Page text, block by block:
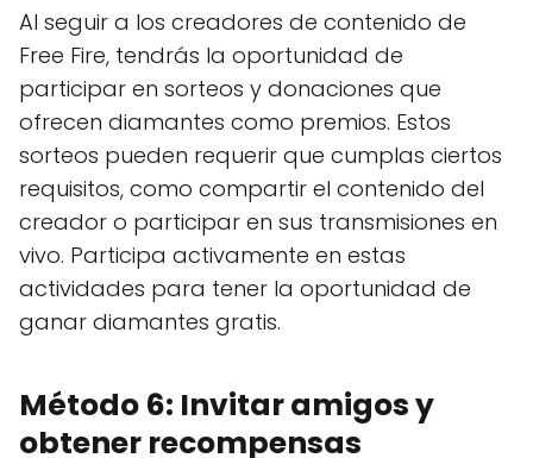
Al seguir a los creadores de contenido de
Free Fire, tendrás la oportunidad de
participar en sorteos y donaciones que
ofrecen diamantes como premios. Estos
sorteos pueden requerir que cumplas ciertos
requisitos, como compartir el contenido del
creador o participar en sus transmisiones en
vivo. Participa activamente en estas
actividades para tener la oportunidad de
ganar diamantes gratis.
Método 6: Invitar amigos y
obtener recompensas